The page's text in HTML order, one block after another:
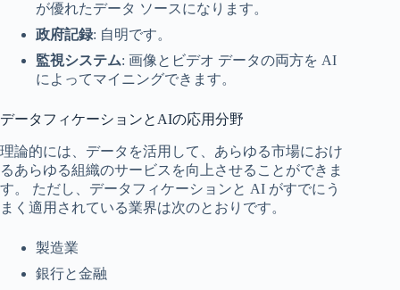
が優れたデータ ソースになります。
政府記録: 自明です。
監視システム: 画像とビデオ データの両方を AI
によってマイニングできます。
データフィケーションとAIの応用分野
理論的には、データを活用して、あらゆる市場におけ
るあらゆる組織のサービスを向上させることができま
す。 ただし、データフィケーションと AI がすでにう
まく適用されている業界は次のとおりです。
製造業
銀行と金融